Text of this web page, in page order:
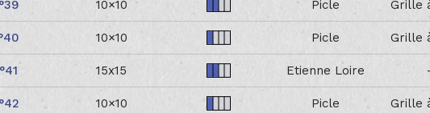
39 10×10 Picle Grille
40 10×10 Picle Grille
41 15x15 Etienne Loire
42 10×10 Picle Grille